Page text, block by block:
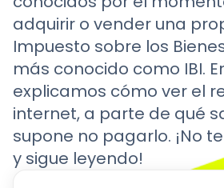
adquirir o vender una
Impuesto sobre los
más conocido como IBI.
explicamos cómo ver el
internet, a parte de qué
supone no pagarlo. ¡No
y sigue leyendo!